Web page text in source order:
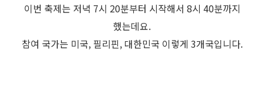
이번 축제는 저녁 7시 20분부터 시작해서 8시 40분까지
했는데요.
참여 국가는 미국, 필리핀, 대한민국 이렇게 3개국입니다.